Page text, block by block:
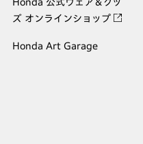
Honda 公式ウェア＆グッ
ズ オンラインショップ
Honda Art Garage